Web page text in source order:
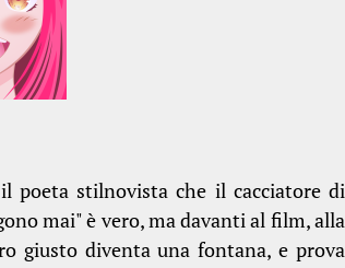
poeta stilnovista che il cacciatore di
mai" è vero, ma davanti al film, alla
giusto diventa una fontana, e prova